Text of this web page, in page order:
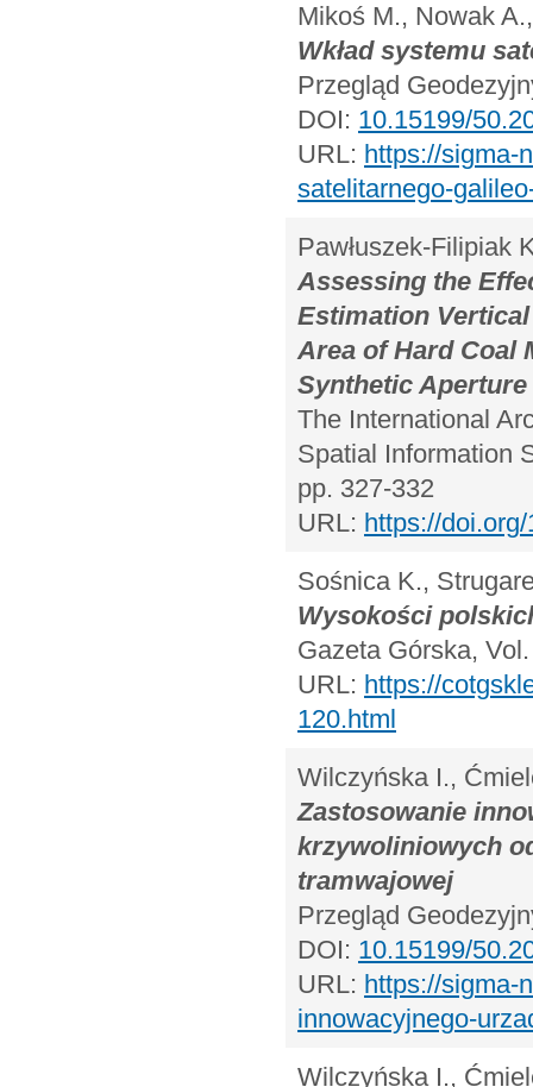
Mikoś M., Nowak
Wkład systemu
Przegląd
DOI: 10.15199/
URL: https://sigma-
satelitarnego-
Pawłuszek-Filipiak
Assessing the
Estimation
Area of Hard Coal
Synthetic
The International
Spatial Information
pp. 327-332
URL: https://
Sośnica K.,
Wysokości
Gazeta Górska,
URL: https://
120.html
Wilczyńska I.,
Zastosowanie
krzywoliniowych
tramwajowej
Przegląd
DOI: 10.15199/
URL: https://sigma-
innowacyjnego-
Wilczyńska I.,